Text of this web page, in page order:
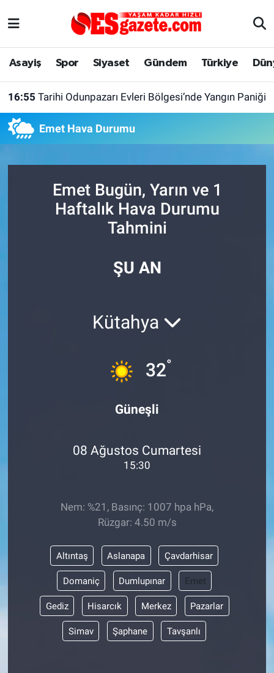
Asayiş Spor Siyaset Gündem Türkiye
16:55 Tarihi Odunpazarı Evleri Bölgesi’nde Yangın Paniği
Emet Hava Durumu
Emet Bugün, Yarın ve 1
Haftalık Hava Durumu
Tahmini
ŞU AN
Kütahya
32°
Güneşli
08 Ağustos Cumartesi
15:30
Nem: %21, Basınç: 1007 hpa hPa,
Rüzgar: 4.50 m/s
Altıntaş Aslanapa Çavdarhisar
Domaniç Dumlupınar Emet
Gediz Hisarcık Merkez Pazarlar
Simav Şaphane Tavşanlı
Asayiş
Dünya
Alış-Veriş/İş dünyası
Yaşam
Röportaj
Bilim ve Teknoloji
Eskişehir Nöbetçi Eczaneler
Son Dakika Haberleri